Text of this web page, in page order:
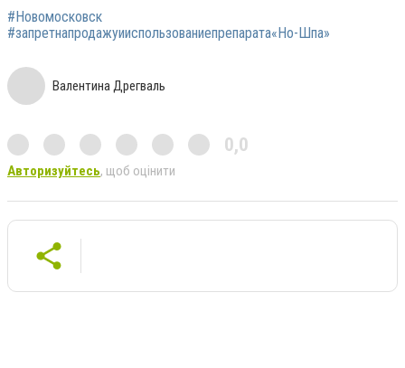
#Новомосковск
#запретнапродажуииспользованиепрепарата«Но-Шпа»
Валентина Дрегваль
0,0
Авторизуйтесь, щоб оцінити